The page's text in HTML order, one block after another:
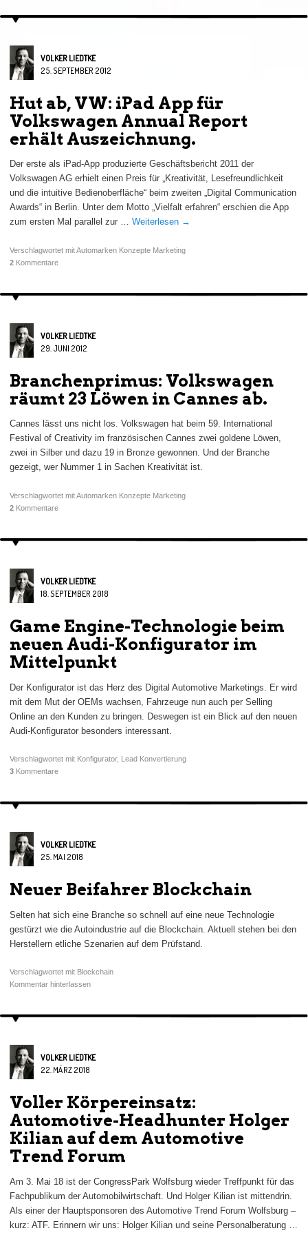
VOLKER LIEDTKE
25. SEPTEMBER 2012
Hut ab, VW: iPad App für
Volkswagen Annual Report
erhält Auszeichnung.
Der erste als iPad-App produzierte Geschäftsbericht 2011 der
Volkswagen AG erhielt einen Preis für „Kreativität, Lesefreundlichkeit
und die intuitive Bedienoberfläche“ beim zweiten „Digital Communication
Awards“ in Berlin. Unter dem Motto „Vielfalt erfahren“ erschien die App
zum ersten Mal parallel zur … Weiterlesen →
Verschlagwortet mitAutomarken Konzepte Marketing
2 Kommentare
VOLKER LIEDTKE
29. JUNI 2012
Branchenprimus: Volkswagen
räumt 23 Löwen in Cannes ab.
Cannes lässt uns nicht los. Volkswagen hat beim 59. International
Festival of Creativity im französischen Cannes zwei goldene Löwen,
zwei in Silber und dazu 19 in Bronze gewonnen. Und der Branche
gezeigt, wer Nummer 1 in Sachen Kreativität ist.
Verschlagwortet mitAutomarken Konzepte Marketing
2 Kommentare
VOLKER LIEDTKE
18. SEPTEMBER 2018
Game Engine-Technologie beim
neuen Audi-Konfigurator im
Mittelpunkt
Der Konfigurator ist das Herz des Digital Automotive Marketings. Er wird
mit dem Mut der OEMs wachsen, Fahrzeuge nun auch per Selling
Online an den Kunden zu bringen. Deswegen ist ein Blick auf den neuen
Audi-Konfigurator besonders interessant.
Verschlagwortet mit Konfigurator, Lead Konvertierung
3 Kommentare
VOLKER LIEDTKE
25. MAI 2018
Neuer Beifahrer Blockchain
Selten hat sich eine Branche so schnell auf eine neue Technologie
gestürzt wie die Autoindustrie auf die Blockchain. Aktuell stehen bei den
Herstellern etliche Szenarien auf dem Prüfstand.
Verschlagwortet mit Blockchain
Kommentar hinterlassen
VOLKER LIEDTKE
22. MÄRZ 2018
Voller Körpereinsatz:
Automotive-Headhunter Holger
Kilian auf dem Automotive
Trend Forum
Am 3. Mai 18 ist der CongressPark Wolfsburg wieder Treffpunkt für das
Fachpublikum der Automobilwirtschaft. Und Holger Kilian ist mittendrin.
Als einer der Hauptsponsoren des Automotive Trend Forum Wolfsburg –
kurz: ATF. Erinnern wir uns: Holger Kilian und seine Personalberatung …